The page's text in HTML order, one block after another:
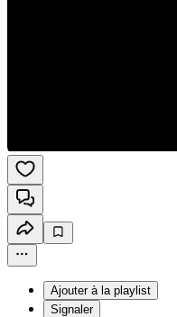
Ajouter à la playlist
Signaler